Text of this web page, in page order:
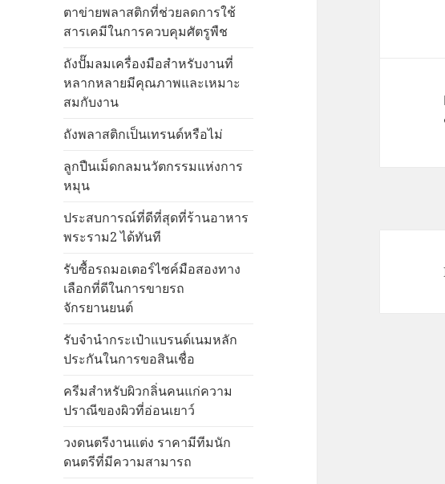
ตาข่ายพลาสติกที่ช่วยลดการใช้
สารเคมีในการควบคุมศัตรูพืช
ถังปั๊มลมเครื่องมือสำหรับงานที่
หลากหลายมีคุณภาพและเหมาะ
สมกับงาน
ถังพลาสติกเป็นเทรนด์หรือไม่
ลูกปืนเม็ดกลมนวัตกรรมแห่งการ
หมุน
ประสบการณ์ที่ดีที่สุดที่ร้านอาหาร
พระราม2 ได้ทันที
รับซื้อรถมอเตอร์ไซค์มือสองทาง
เลือกที่ดีในการขายรถ
จักรยานยนต์
รับจำนำกระเป๋าแบรนด์เนมหลัก
ประกันในการขอสินเชื่อ
ครีมสำหรับผิวกลิ่นคนแก่ความ
ปราณีของผิวที่อ่อนเยาว์
วงดนตรีงานแต่ง ราคามีทีมนัก
ดนตรีที่มีความสามารถ